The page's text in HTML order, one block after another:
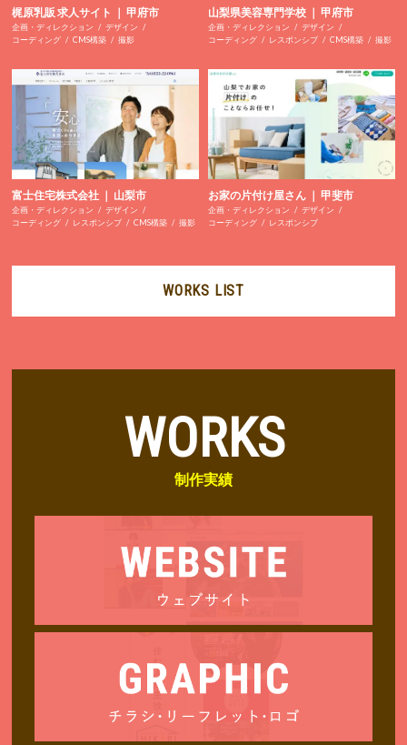
梶原乳販 求人サイト ｜ 甲府市
企画・ディレクション
デザイン
コーディング
CMS構築 撮影
山梨県美容専門学校 ｜ 甲府市
企画・ディレクション
デザイン
コーディング
レスポンシブ CMS構築 撮影
富士住宅株式会社 ｜ 山梨市
企画・ディレクション
デザイン
コーディング
レスポンシブ CMS構築 撮影
お家の片付け屋さん ｜ 甲斐市
企画・ディレクション
デザイン
コーディング
レスポンシブ
WORKS LIST
WORKS
制作実績